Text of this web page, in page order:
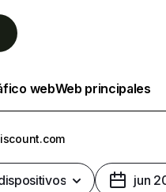
webWeb principales
jun